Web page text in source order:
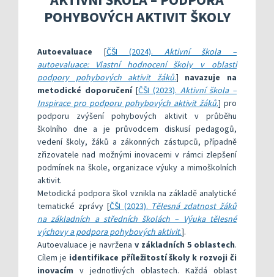
Další náměty pro realizaci vlastního hodnocení
Přehled nástrojů podle kritérií
Aktivní škola – podpora
Vybrané nástroje pro realizaci externího
KOMPAS s mentorskou podporou: Cílená
Rok v ředitelně
Specifická
Metodická
Informační
Publikace s
Příklady
POHYBOVÝCH AKTIVIT ŠKOLY
Autoevaluace [ČŠI (2024). Aktivní škola –
autoevaluace:
Vlastní hodnocení školy v oblasti
podpory pohybových aktivit žáků.] navazuje na
metodické doporučení[ČŠI (2023). Aktivní škola –
Inspirace pro podporu pohybových aktivit žáků.] pro
podporu zvýšení pohybových aktivit v průběhu
školního dne a je průvodcem diskusí pedagogů,
vedení školy, žáků a zákonných zástupců, případně
zřizovatele nad možnými inovacemi v rámci zlepšení
podmínek na škole, organizace výuky a mimoškolních
aktivit.
Metodická podpora škol vznikla na základě analytické
tematické zprávy [ČŠI (2023). Tělesná zdatnost žáků
na základních a středních školách – Výuka tělesné
výchovy a podpora pohybových aktivit.].
Autoevaluace je navržena v základních 5 oblastech.
Cílem je identifikace příležitostí školy k rozvoji či
inovacím v jednotlivých oblastech. Každá oblast